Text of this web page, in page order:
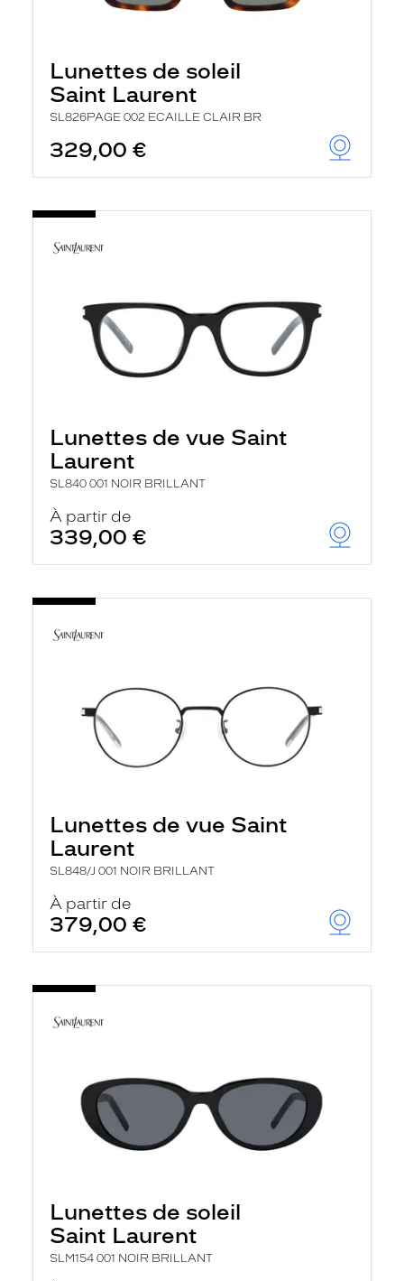
Lunettes de soleil
Saint Laurent
SL826PAGE 002 ECAILLE CLAIR BR
329,00 €
Lunettes de vue Saint
Laurent
SL840 001 NOIR BRILLANT
À partir de
339,00 €
Lunettes de vue Saint
Laurent
SL848/J 001 NOIR BRILLANT
À partir de
379,00 €
Lunettes de soleil
Saint Laurent
SLM154 001 NOIR BRILLANT